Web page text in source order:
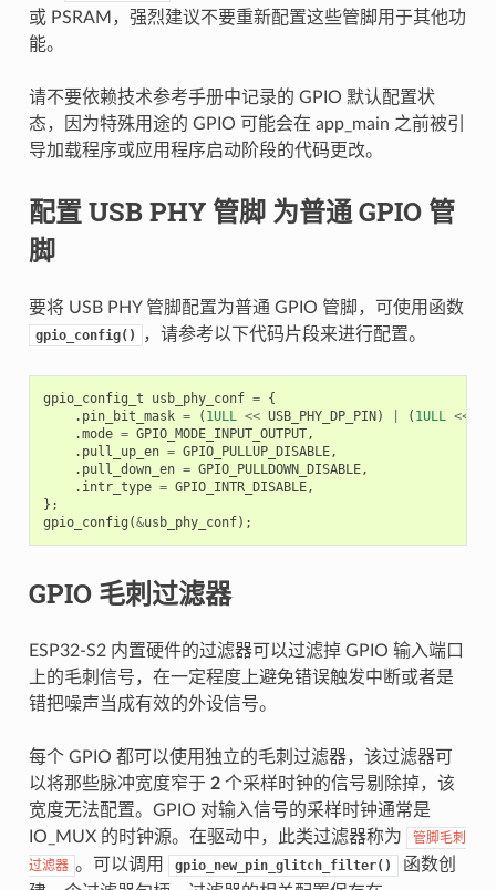
或 PSRAM，强烈建议不要重新配置这些管脚用于其他功
能。
请不要依赖技术参考手册中记录的 GPIO 默认配置状
态，因为特殊用途的 GPIO 可能会在 app_main 之前被引
导加载程序或应用程序启动阶段的代码更改。
配置 USB PHY 管脚 为普通 GPIO 管
脚
要将 USB PHY 管脚配置为普通 GPIO 管脚，可使用函数
gpio_config() ，请参考以下代码片段来进行配置。
gpio_config_t usb_phy_conf = {
. pin_bit_mask = ( 1ULL << USB_PHY_DP_PIN) ( 1ULL <<
.mode = GPIO_MODE_INPUT_OUTPUT,
. pull_up_en = GPIO_PULLUP_DISABLE,
. pull_down_en = GPIO_PULLDOWN_DISABLE,
. intr_type = GPIO_INTR_DISABLE,
};
gpio_config (&usb_phy_conf);
GPIO 毛刺过滤器
ESP32-S2 内置硬件的过滤器可以过滤掉 GPIO 输入端口
上的毛刺信号，在一定程度上避免错误触发中断或者是
错把噪声当成有效的外设信号。
每个 GPIO 都可以使用独立的毛刺过滤器，该过滤器可
以将那些脉冲宽度窄于 2个采样时钟的信号剔除掉，该
宽度无法配置。GPIO 对输入信号的采样时钟通常是
IO_MUX 的时钟源。在驱动中，此类过滤器称为
管脚毛刺
过滤器 。可以调用 gpio_new_pin_glitch_filter()
函数创